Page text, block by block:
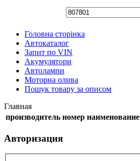
Головна сторінка
Автокаталог
Запит по VIN
Акумулятори
Автолампи
Моторна олива
Пошук товару за описом
Главная
производитель номер наименование
Авторизация